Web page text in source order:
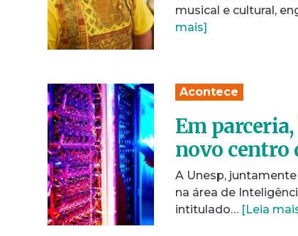
musical e cultural,
mais]
Acontece
Em
novo centro
A Unesp,
na área de
intitulado… [Leia